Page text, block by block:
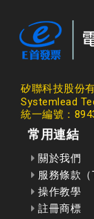
矽聯科技股份
Systemlead
統一編號：
常用連結
關於我們
服務條款（
操作教學
註冊商標